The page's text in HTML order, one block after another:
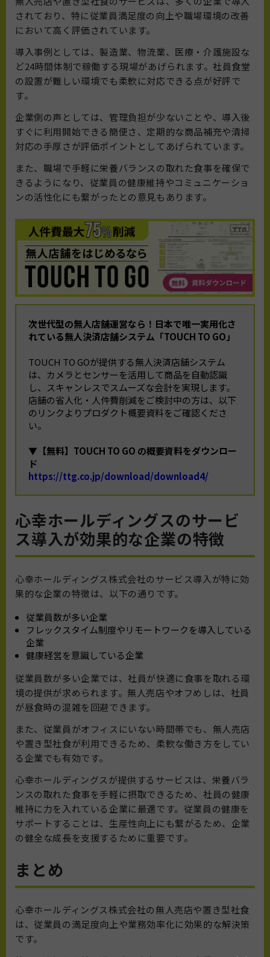
されており、特に従業員満足度の向上や職場環境の改善
において高く評価されています。
導入事例としては、製造業、物流業、医療・介護施設な
ど24時間体制で稼働する現場があげられます。社員食堂
の設置が難しい環境でも柔軟に対応できる点が好評で
す。
企業側の声としては、管理負担が少ないことや、導入後
すぐに利用開始できる簡便さ、定期的な商品補充や清掃
対応の手厚さが評価ポイントとしてあげられています。
また、職場で手軽に栄養バランスの取れた食事を確保で
きるようになり、従業員の健康維持やコミュニケーショ
ンの活性化にも繋がったとの意見もあります。
次世代型の無人店舗運営なら！ 日本で唯一実用化さ
れている無人決済店舗システム「TOUCH TO GO」
TOUCH TO GOが提供する無人決済店舗システム
は、カメラとセンサーを活用して商品を自動認識
し、スキャンレスでスムーズな会計を実現します。
店舗の省人化・人件費削減をご検討中の方は、以下
のリンクよりプロダクト概要資料をご確認くださ
い。
▼【無料】TOUCH TO GO の概要資料をダウンロー
ド
https://ttg.co.jp/download/download4/
心幸ホールディングスのサービ
ス導入が効果的な企業の特徴
心幸ホールディングス株式会社のサービス導入が特に効
果的な企業の特徴は、以下の通りです。
従業員数が多い企業
フレックスタイム制度やリモートワークを導入している
企業
健康経営を意識している企業
従業員数が多い企業では、社員が快適に食事を取れる環
境の提供が求められます。無人売店やオフめしは、社員
が昼食時の混雑を回避できます。
また、従業員がオフィスにいない時間帯でも、無人売店
や置き型社食が利用できるため、柔軟な働き方をしてい
る企業でも有効です。
心幸ホールディングスが提供するサービスは、栄養バラ
ンスの取れた食事を手軽に摂取できるため、社員の健康
維持に力を入れている企業に最適です。従業員の健康を
サポートすることは、生産性向上にも繋がるため、企業
の健全な成長を支援するために重要です。
まとめ
心幸ホールディングス株式会社の無人売店や置き型社食
は、従業員の満足度向上や業務効率化に効果的な解決策
です。